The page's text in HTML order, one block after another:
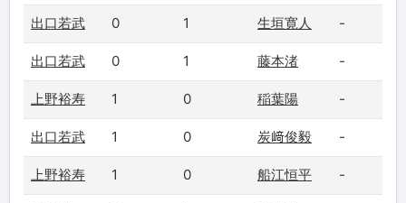
出口若武 0 1 生垣寛人 -
出口若武 0 1 藤本渚 -
上野裕寿 1 0 稲葉陽 -
出口若武 1 0 炭﨑俊毅 -
上野裕寿 1 0 船江恒平 -